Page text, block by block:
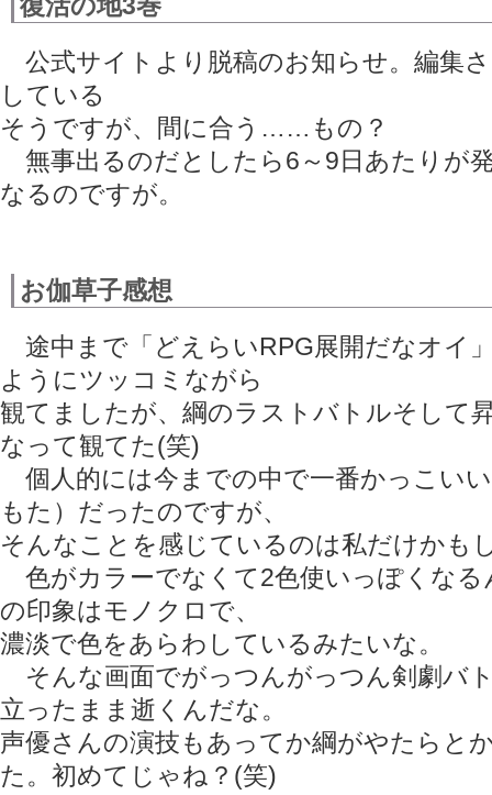
公式サイトより脱稿のお知らせ。編集
している
そうですが、間に合う……もの？
無事出るのだとしたら6～9日あたりが
なるのですが。
お伽草子感想
途中まで「どえらいRPG展開だなオイ
ようにツッコミながら
観てましたが、綱のラストバトルそして
なって観てた(笑)
個人的には今までの中で一番かっこい
もた）だったのですが、
そんなことを感じているのは私だけかも
色がカラーでなくて2色使いっぽくなる
の印象はモノクロで、
濃淡で色をあらわしているみたいな。
そんな画面でがっつんがっつん剣劇バ
立ったまま逝くんだな。
声優さんの演技もあってか綱がやたらと
た。初めてじゃね？(笑)